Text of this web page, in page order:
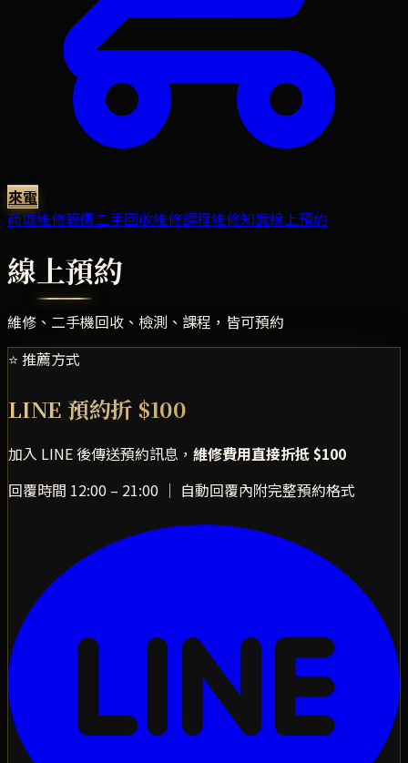
來電
商城維修報價二手回收維修課程維修知識線上預約
線上預約
維修、二手機回收、檢測、課程，皆可預約
⭐ 推薦方式
LINE 預約折 $100
加入 LINE 後傳送預約訊息， 維修費用直接折抵 $100
回覆時間 12:00 – 21:00 ｜ 自動回覆內附完整預約格式